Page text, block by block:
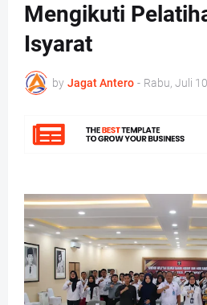
Mengikuti
Isyarat
by Jagat Antero - Rabu, Juli